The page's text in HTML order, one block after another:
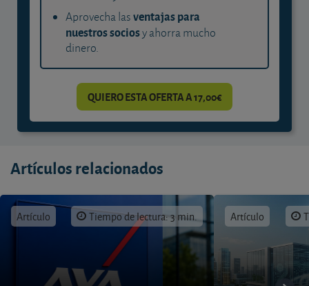
Aprovecha lasventajas para
nuestros sociosy ahorra mucho
dinero.
QUIERO ESTA OFERTA A 17,00€
Artículos relacionados
Artículo Tiempo de lectura: 3 min. Artículo